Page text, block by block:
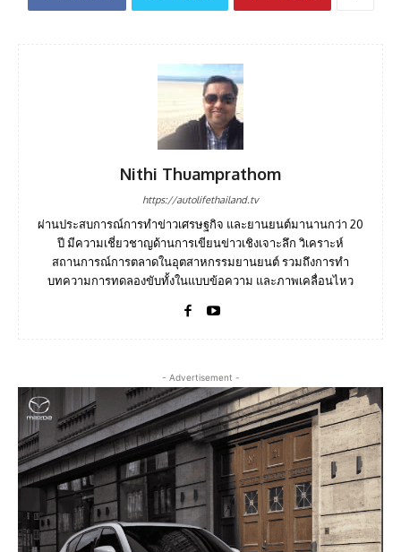
Nithi Thuamprathom
https://autolifethailand.tv
ผ่านประสบการณ์การทำข่าวเศรษฐกิจ และยานยนต์มานานกว่า 20
ปี มีความเชี่ยวชาญด้านการเขียนข่าวเชิงเจาะลึก วิเคราะห์
สถานการณ์การตลาดในอุตสาหกรรมยานยนต์ รวมถึงการทำ
บทความการทดลองขับทั้งในแบบข้อความ และภาพเคลื่อนไหว
- Advertisement -